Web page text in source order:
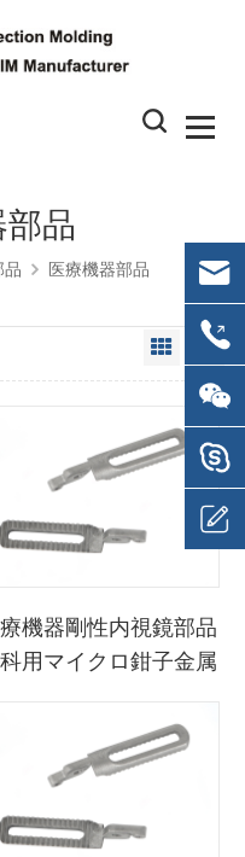
品
品 医療機器部品
Grid
機器剛性内視鏡部品
用マイクロ鉗子金属